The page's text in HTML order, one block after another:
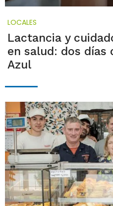
LOCALES
Lactancia y
en salud: dos días
Azul